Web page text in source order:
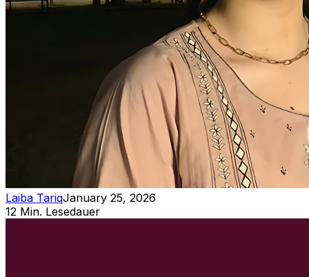
Laiba TariqJanuary 25, 2026
12 Min. Lesedauer